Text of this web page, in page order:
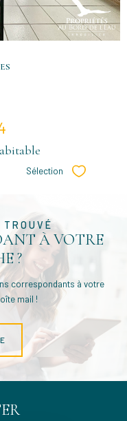
Sélection
À VOTRE
?
correspondants à votre
mail !